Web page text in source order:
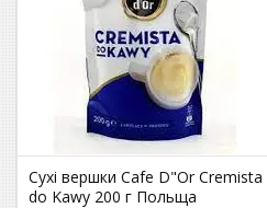
Сухі вершки Cafe D"Or Cremista
do Kawy 200 г Польща